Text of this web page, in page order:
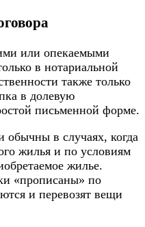
или опекаемыми
в нотариальной
также только
в долевую
письменной форме.
обычны в случаях, когда
жилья и по условиям
жилье.
«прописаны» по
и перевозят вещи